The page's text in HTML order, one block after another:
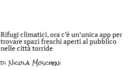
Rifugi climatici, ora c’è un’unica app per
trovare spazi freschi aperti al pubblico
nelle città torride
di Nicola Moscheni